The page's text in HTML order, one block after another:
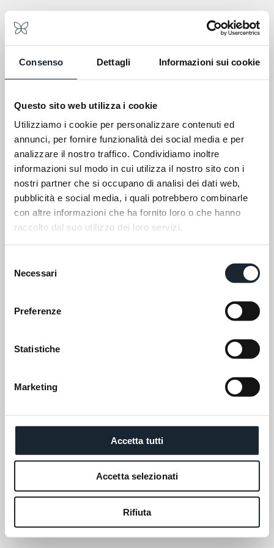
Consenso Dettagli Informazioni sui cookie
Questo sito web utilizza i cookie
Utilizziamo i cookie per personalizzare contenuti ed
annunci, per fornire funzionalità dei social media e per
analizzare il nostro traffico. Condividiamo inoltre
informazioni sul modo in cui utilizza il nostro sito con i
nostri partner che si occupano di analisi dei dati web,
pubblicità e social media, i quali potrebbero combinarle
con altre informazioni che ha fornito loro o che hanno
raccolto dal suo utilizzo dei loro servizi.
delNecessari
Preferenze
Statistiche
Marketing
Accetta tutti
Accetta selezionati
Rifiuta
Les Marches